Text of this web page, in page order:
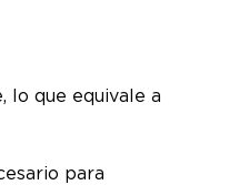
lo que equivale a
para